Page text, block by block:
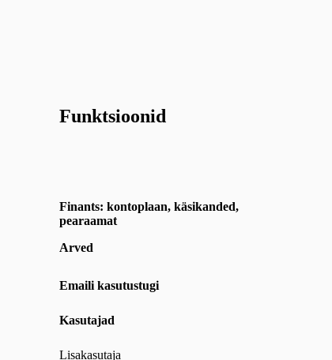
Funktsioonid
Finants: kontoplaan, käsikanded,
pearaamat
Arved
Emaili kasutustugi
Kasutajad
Lisakasutaja